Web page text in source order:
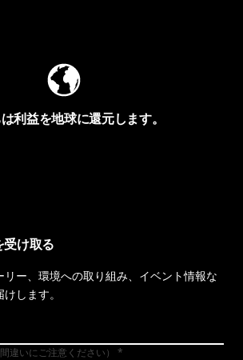
利益を地球に還元します。
受け取る
ー、環境への取り組み、イベント情報な
します。
違いにご注意ください）